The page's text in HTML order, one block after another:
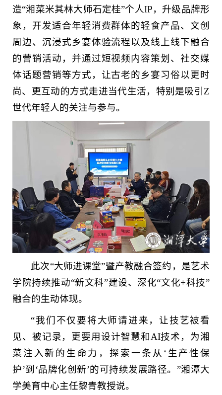
造“湘菜米其林大师石定桂”个人IP，升级品牌形
象，开发适合年轻消费群体的轻食产品、文创
周边、沉浸式乡宴体验流程以及线上线下融合
的营销活动，并通过短视频内容策划、社交媒
体话题营销等方式，让古老的乡宴习俗以更时
尚、更互动的方式走进当代生活，特别是吸引Z
世代年轻人的关注与参与。
此次“大师进课堂”暨产教融合签约，是艺术
学院持续推动“新文科”建设、深化“文化+科技”
融合的生动体现。
“我们不仅要将大师请进来，让技艺被看
见、被记录，更要用设计智慧和AI技术，为湘
菜注入新的生命力，探索一条从‘生产性保
护’到‘品牌化创新’的可持续发展路径。”湘潭大
学美育中心主任黎青教授说。